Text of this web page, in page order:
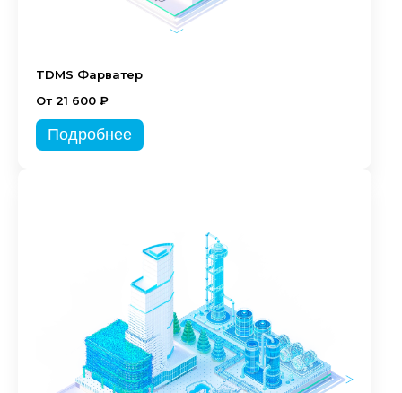
TDMS Фарватер
От 21 600 ₽
Подробнее